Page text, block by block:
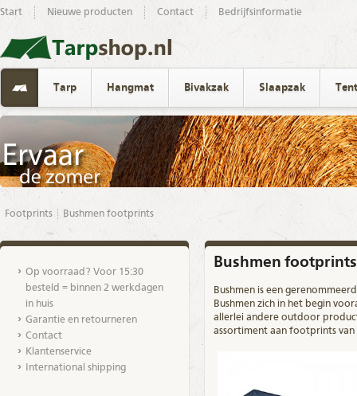
Start Nieuwe producten Contact Bedrijfsinformatie
Tarp Hangmat Bivakzak Slaapzak Tent
Footprints Bushmen footprints
Op voorraad? Voor 15:30
besteld = binnen 2 werkdagen
in huis
Garantie en retourneren
Contact
Klantenservice
International shipping
Bushmen footprints
Bushmen is een
Bushmen zich in het begin
allerlei andere outdoor
assortiment aan footprints van